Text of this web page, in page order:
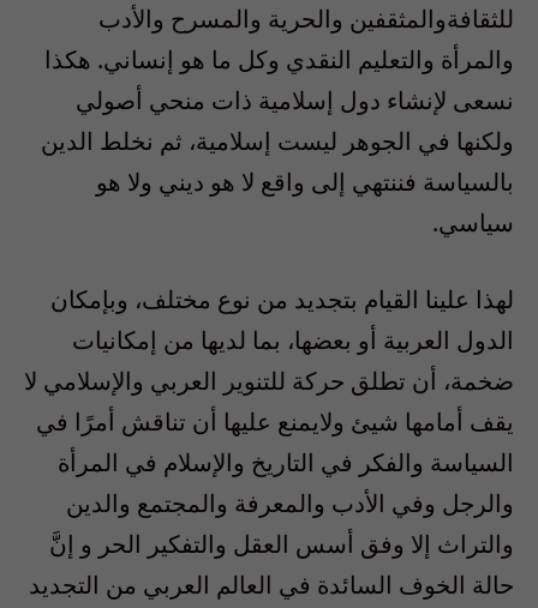
للثقافةوالمثقفين والحرية والمسرح والأدب
والمرأة والتعليم النقدي وكل ما هو إنساني. هكذا
نسعى لإنشاء دول إسلامية ذات منحي أصولي
ولكنها في الجوهر ليست إسلامية، ثم نخلط الدين
بالسياسة فننتهي إلى واقع لا هو ديني ولا هو
سياسي.
لهذا علينا القيام بتجديد من نوع مختلف، وبإمكان
الدول العربية أو بعضها، بما لديها من إمكانيات
ضخمة، أن تطلق حركة للتنوير العربي والإسلامي لا
يقف أمامها شيئ ولايمنع عليها أن تناقش أمرًا في
السياسة والفكر في التاريخ والإسلام في المرأة
والرجل وفي الأدب والمعرفة والمجتمع والدين
والتراث إلا وفق أسس العقل والتفكير الحر و إنَّ
حالة الخوف السائدة في العالم العربي من التجديد